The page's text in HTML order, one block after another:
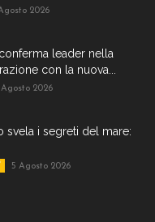
2026
leader nella
con la nuova...
Agosto 2026
svela i segreti del mare:
5 Agosto 2026